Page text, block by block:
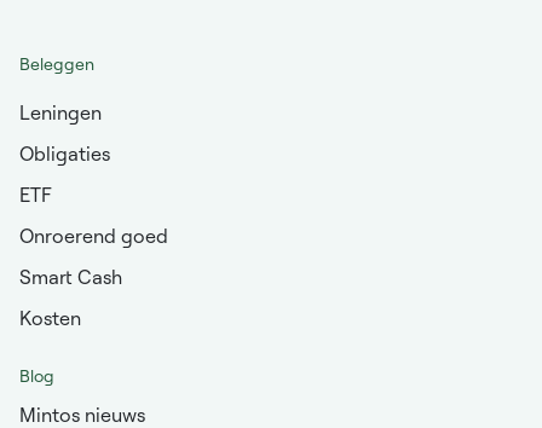
Beleggen
Leningen
Obligaties
ETF
Onroerend goed
Smart Cash
Kosten
Blog
Mintos nieuws